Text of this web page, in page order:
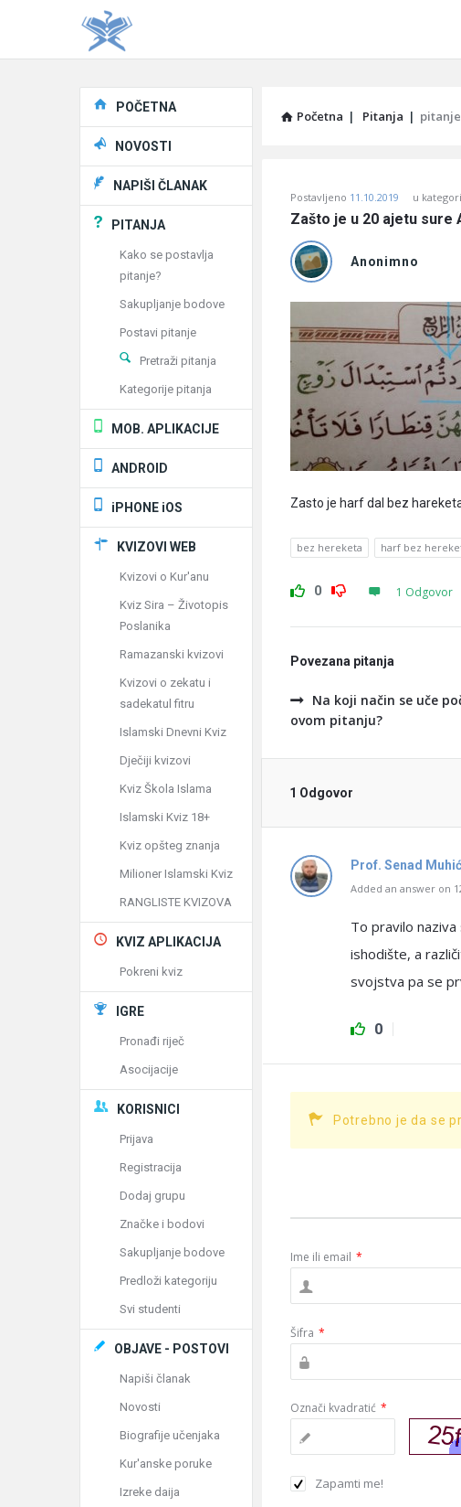
Početna | Pitanja | pitanje
Učene
Latest
Pitanja
Postavljeno 11.10.2019 u
Zašto je u 20 ajetu sure
Anonimno
Zasto je harf dal bez
bez hereketa harf bez
0 1 Odgovor
Povezana pitanja
Na koji način se uče
ovom pitanju?
1 Odgovor
Prof. Senad Muhić
Added an answer on
To pravilo
ishodište, a
svojstva pa se
0
Potrebno je da se
Ime ili email *
Šifra *
Označi kvadratić *
Zapamti me!
Explore
POČETNA
NOVOSTI
NAPIŠI ČLANAK
PITANJA
Kako se postavlja
pitanje?
Sakupljanje bodove
Postavi pitanje
Pretraži pitanja
Kategorije pitanja
MOB. APLIKACIJE
ANDROID
iPHONE iOS
KVIZOVI WEB
Kvizovi o Kur'anu
Kviz Sira – Životopis
Poslanika
Ramazanski kvizovi
Kvizovi o zekatu i
sadekatul fitru
Islamski Dnevni Kviz
Dječiji kvizovi
Kviz Škola Islama
Islamski Kviz 18+
Kviz opšteg znanja
Milioner Islamski Kviz
RANGLISTE KVIZOVA
KVIZ APLIKACIJA
Pokreni kviz
IGRE
Pronađi riječ
Asocijacije
KORISNICI
Prijava
Registracija
Dodaj grupu
Značke i bodovi
Sakupljanje bodove
Predloži kategoriju
Svi studenti
OBJAVE - POSTOVI
Napiši članak
Novosti
Biografije učenjaka
Kur'anske poruke
Izreke daija